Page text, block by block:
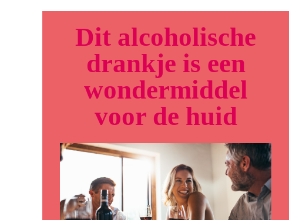
Dit alcoholische
drankje is een
wonder­middel
voor de huid